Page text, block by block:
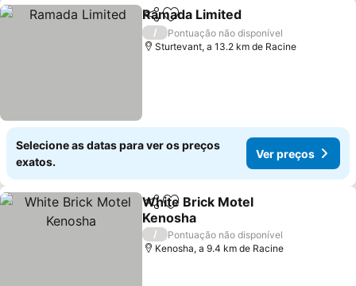
PartilharAdicionar aos favoritos
Ramada Limited
/
Pontuação não disponível
Sturtevant, a 13.2 km de Racine
Selecione as datas para ver os preços
exatos.
Ver preços
PartilharAdicionar aos favoritos
White Brick Motel
Kenosha
/
Pontuação não disponível
Kenosha, a 9.4 km de Racine